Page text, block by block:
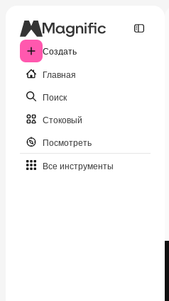
Создать
Главная
Поиск
Стоковый
Посмотреть
Все инструменты